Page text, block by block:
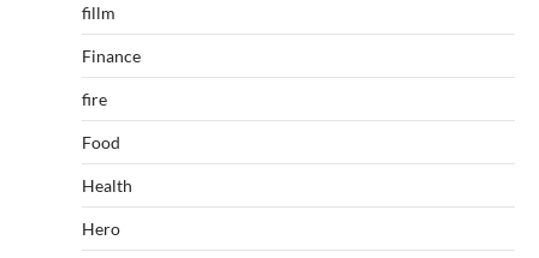
fillm
Finance
fire
Food
Health
Hero